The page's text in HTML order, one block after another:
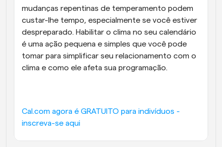
mudanças repentinas de temperamento podem
custar-lhe tempo, especialmente se você estiver
despreparado. Habilitar o clima no seu calendário
é uma ação pequena e simples que você pode
tomar para simplificar seu relacionamento com o
clima e como ele afeta sua programação.
Cal.com agora é GRATUITO para indivíduos -
inscreva-se aqui